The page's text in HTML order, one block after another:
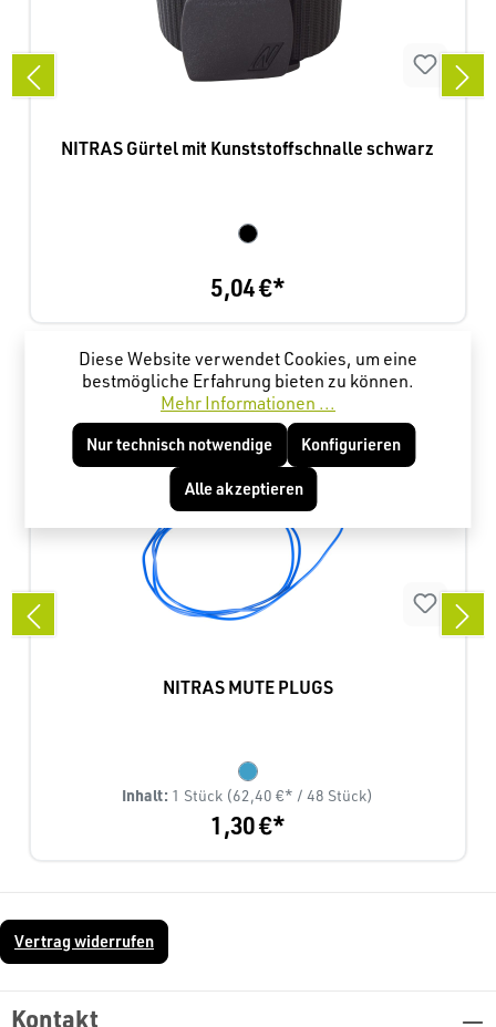
NITRAS Gürtel mit Kunststoffschnalle schwarz
5,04 €*
Produktgalerie überspringen
Kunden haben sich ebenfalls angesehen
NITRAS MUTE PLUGS
Inhalt: 1 Stück (62,40 €* / 48 Stück)
1,30 €*
Vertrag widerrufen
Kontakt
Diese Website verwendet Cookies, um eine
bestmögliche Erfahrung bieten zu können.
Mehr Informationen ...
Nur technisch notwendige Konfigurieren
Alle akzeptieren